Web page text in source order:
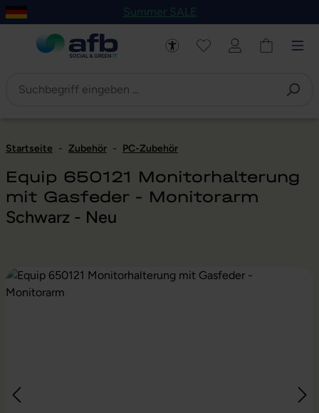
Hauptinhalt springen
Zur Navigation der B2B-Plattform springen
Summer SALE
Startseite - Zubehör - PC-Zubehör
Equip 650121 Monitorhalterung
mit Gasfeder - Monitorarm
Schwarz - Neu
Bildergalerie überspringen